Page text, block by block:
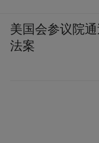
来源：新华日报
“特别声明：以上
频)为凤凰网旗
美国会参议院
法案